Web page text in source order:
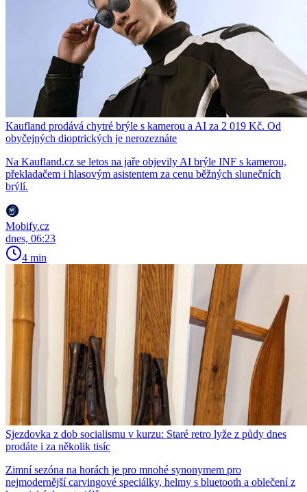
Kaufland prodává chytré brýle s kamerou a AI za 2 019 Kč. Od
obyčejných dioptrických je nerozeznáte
Na Kaufland.cz se letos na jaře objevily AI brýle INF s kamerou,
překladačem i hlasovým asistentem za cenu běžných slunečních
brýlí.
Mobify.cz
dnes, 06:23
4 min
Sjezdovka z dob socialismu v kurzu: Staré retro lyže z půdy dnes
prodáte i za několik tisíc
Zimní sezóna na horách je pro mnohé synonymem pro
nejmodernější carvingové speciálky, helmy s bluetooth a oblečení z